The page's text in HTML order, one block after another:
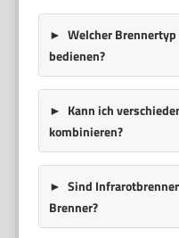
Welcher
bedienen?
Kann ich
kombinieren?
Sind
Brenner?